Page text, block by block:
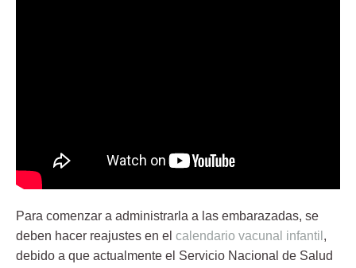
Para comenzar a administrarla a las embarazadas, se
deben hacer reajustes en el calendario vacunal infantil ,
debido a que actualmente el Servicio Nacional de Salud